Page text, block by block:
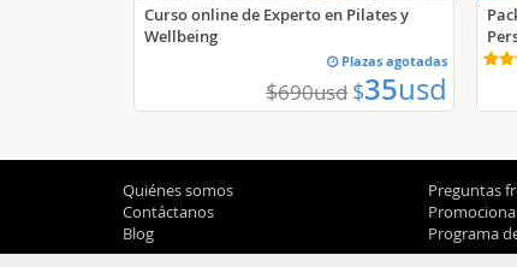
Curso online de Experto en Pilates y
Wellbeing
Plazas agotadas
$690usd $35usd
Quiénes somos
Contáctanos
Blog
Preguntas
Programa